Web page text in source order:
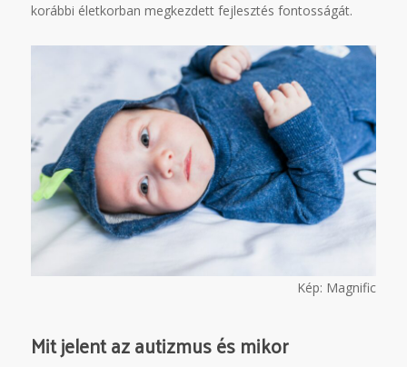
korábbi életkorban megkezdett fejlesztés fontosságát.
Kép: Magnific
Mit jelent az autizmus és mikor